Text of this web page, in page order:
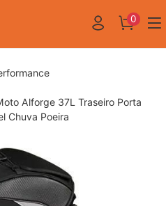
0
Alforge 37L Traseiro Porta
Chuva Poeira